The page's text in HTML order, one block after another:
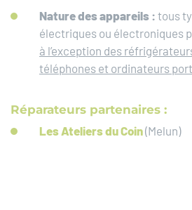
Nature des appareils : tous
électriques ou électroniques
à l’exception des
téléphones et ordinateurs
Réparateurs partenaires :
Les Ateliers du Coin(Melun)